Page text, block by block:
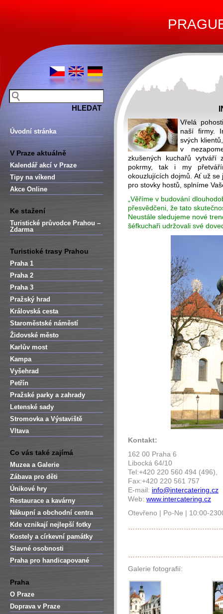
Úvodní stránka
V Praze aktuálně
Kalendář akcí v Praze
Tipy na víkend
Akce Online
Ke stažení
Turistické průvodce Prahou –
Zdarma
Turistické trasy Prahou
Praha 1
Praha 2
Praha 3
Pražský hrad
Královská cesta
Staroměstské náměstí
Židovské město
Karlův most
Kampa
Vyšehrad
Petřín
Pražské parky a zahrady
Letenské sady
Stromovka a Výstaviště
Vltava
Co vás také zajímá
Muzea a Galerie
Zábava pro děti
Únikové hry
Restaurace a kavárny
Nákupní a obchodní centra
Kde vznikají nejlepší fotky
Kostely a církevní památky
Slavné osobnosti
Praha pro handicapované
Praha
O Praze
Doprava v Praze
Vřelá
naší firmy.
svých
v
zkušených kuchařů vytváří
pokrmy, tak i my
okouzlujících dojmů. Ať už
pro stovky hostů, splníme
„Věříme v budování
přesvědčeni, že tato
Neustále sledujeme nové
šéfkuchaři udržovali své
Kontakt:
162 00 Praha 6
Libocká 64/10
Tel:+420 220 560 494 (496),
Fax:+420 220 561 757
E-mail: info@intercatering.cz
Web: www.intercatering.cz
Otevřeno | Po-Ne | 10:00-
Galerie fotografií: